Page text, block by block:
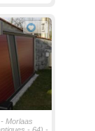
1
Morlaas